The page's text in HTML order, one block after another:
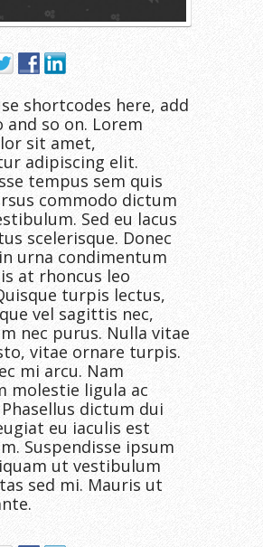
shortcodes here, add
and so on. Lorem
sit amet,
adipiscing elit.
tempus sem quis
commodo dictum
Sed eu lacus
scelerisque. Donec
urna condimentum
at rhoncus leo
turpis lectus,
vel sagittis nec,
nec purus. Nulla vitae
vitae ornare turpis.
mi arcu. Nam
molestie ligula ac
dictum dui
eu iaculis est
Suspendisse ipsum
ut vestibulum
sed mi. Mauris ut